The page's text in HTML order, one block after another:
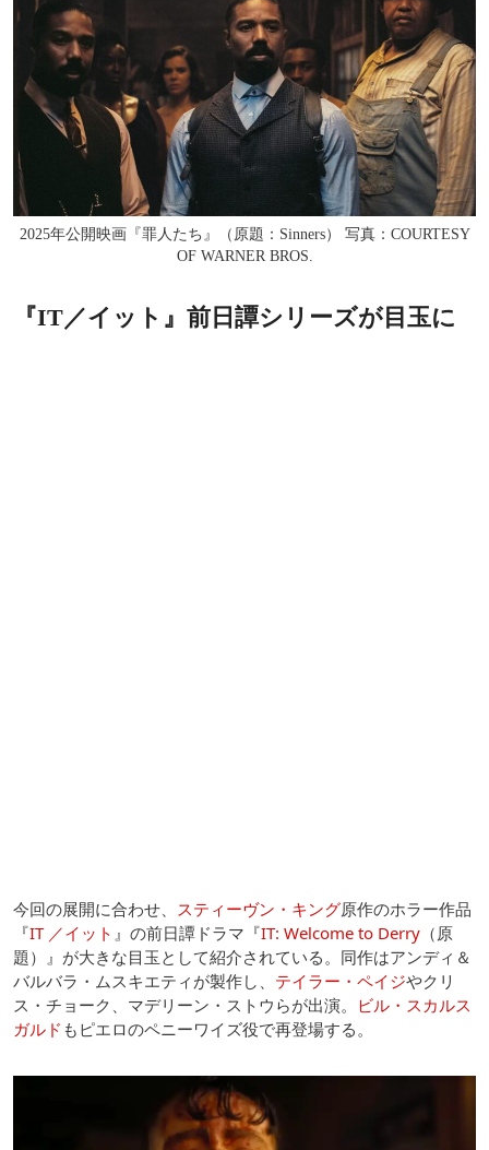
2025年公開映画『罪人たち』（原題：Sinners） 写真：COURTESY
OF WARNER BROS.
『IT／イット』前日譚シリーズが目玉に
今回の展開に合わせ、 スティーヴン・キング原作のホラー作品
『IT ／イット 』の前日譚ドラマ『IT: Welcome to Derry （原
題）』が大きな目玉として紹介されている。同作はアンディ＆
バルバラ・ムスキエティが製作し、 テイラー・ペイジやクリ
ス・チョーク、マデリーン・ストウらが出演。 ビル・スカルス
ガルド もピエロのペニーワイズ役で再登場する。